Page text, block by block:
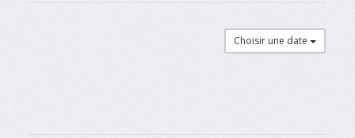
Choisir une date